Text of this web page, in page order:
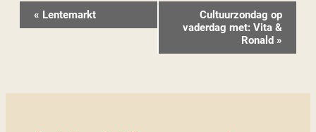
Evenement
« Lentemarkt
Cultuurzondag op
vaderdag met: Vita &
Ronald »